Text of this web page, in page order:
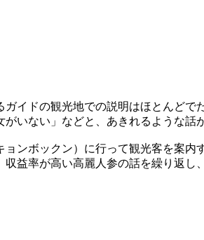
イドの観光地での説明はほとんど
いない」などと、あきれるような話
ンボックン）に行って観光客を案
益率が高い高麗人参の話を繰り返し